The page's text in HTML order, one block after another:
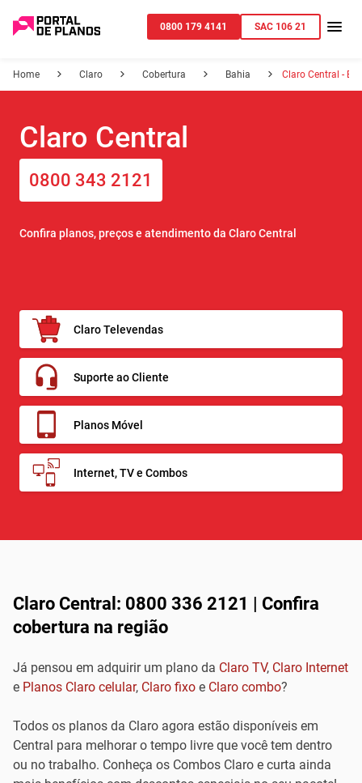
0800 179 4141 SAC 106 21
Home Claro Cobertura Bahia Claro Central - BA
Claro Central
0800 343 2121
Confira planos, preços e atendimento da Claro Central
Claro Televendas
Suporte ao Cliente
Planos Móvel
Internet, TV e Combos
Claro Central: 0800 336 2121 | Confira
cobertura na região
Já pensou em adquirir um plano da Claro TV, Claro Internet
e Planos Claro celular, Claro fixo e Claro combo?
Todos os planos da Claro agora estão disponíveis em
Central para melhorar o tempo livre que você tem dentro
ou no trabalho. Conheça os Combos Claro e curta ainda